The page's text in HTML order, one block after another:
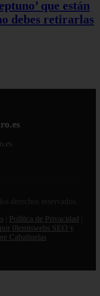
que están
debes retirarlas
derechos reservados.
Política de Privacidad
0lemiswebs SEO y
Cabañuelas